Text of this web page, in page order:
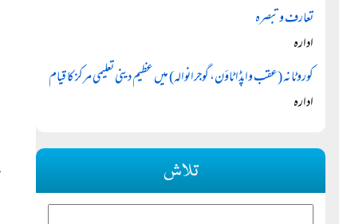
تعارف و تبصرہ
ادارہ
کوروٹانہ (عقب واپڈا ٹاؤن، گوجرانوالہ) میں عظیم دینی تعلیمی مرکز کا قیام
ادارہ
تلاش